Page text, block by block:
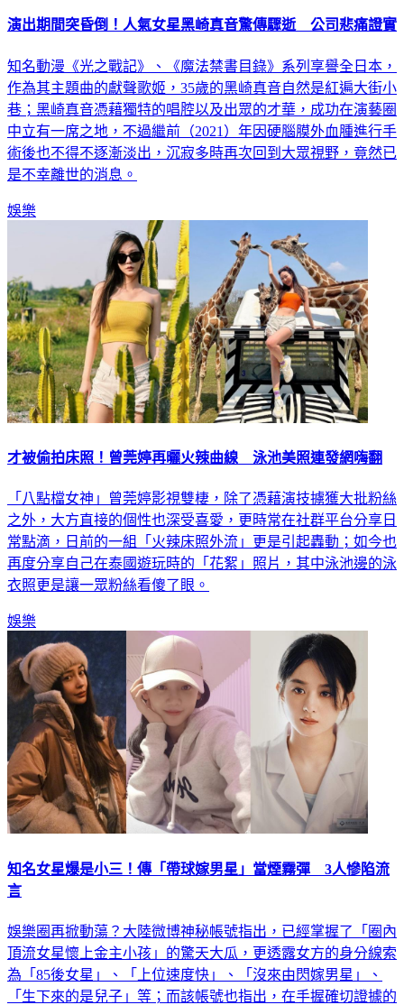
演出期間突昏倒！人氣女星黑崎真音驚傳驟逝 公司悲痛證實
知名動漫《光之戰記》、《魔法禁書目錄》系列享譽全日本，
作為其主題曲的獻聲歌姬，35歲的黑崎真音自然是紅遍大街小
巷；黑崎真音憑藉獨特的唱腔以及出眾的才華，成功在演藝圈
中立有一席之地，不過繼前（2021）年因硬腦膜外血腫進行手
術後也不得不逐漸淡出，沉寂多時再次回到大眾視野，竟然已
是不幸離世的消息。
娛樂
才被偷拍床照！曾莞婷再曬火辣曲線 泳池美照連發網嗨翻
「八點檔女神」曾莞婷影視雙棲，除了憑藉演技擄獲大批粉絲
之外，大方直接的個性也深受喜愛，更時常在社群平台分享日
常點滴，日前的一組「火辣床照外流」更是引起轟動；如今也
再度分享自己在泰國遊玩時的「花絮」照片，其中泳池邊的泳
衣照更是讓一眾粉絲看傻了眼。
娛樂
知名女星爆是小三！傳「帶球嫁男星」當煙霧彈 3人慘陷流
言
娛樂圈再掀動蕩？大陸微博神秘帳號指出，已經掌握了「圈內
頂流女星懷上金主小孩」的驚天大瓜，更透露女方的身分線索
為「85後女星」、「上位速度快」、「沒來由閃嫁男星」、
「生下來的是兒子」等；而該帳號也指出，在手握確切證據的